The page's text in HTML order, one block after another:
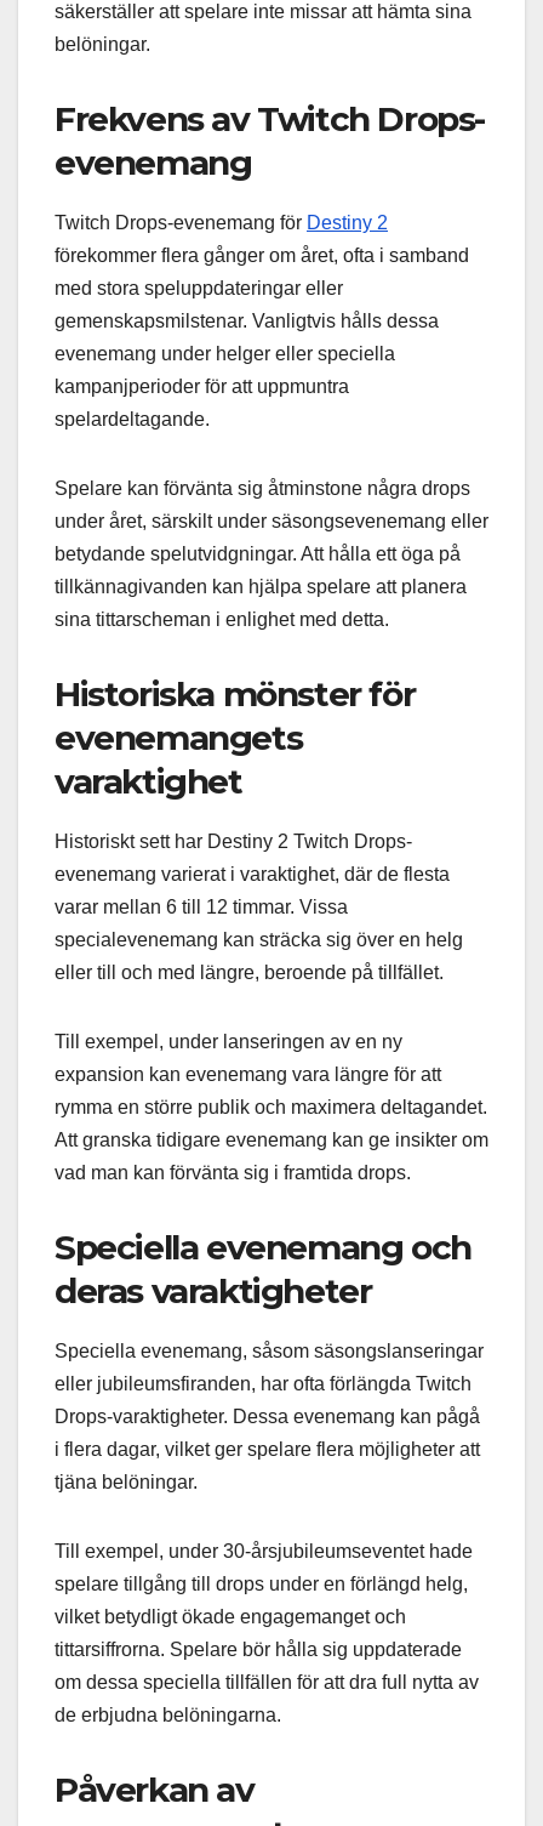
säkerställer att spelare inte missar att hämta sina
belöningar.
Frekvens av Twitch Drops-
evenemang
Twitch Drops-evenemang för Destiny 2
förekommer flera gånger om året, ofta i samband
med stora speluppdateringar eller
gemenskapsmilstenar. Vanligtvis hålls dessa
evenemang under helger eller speciella
kampanjperioder för att uppmuntra
spelardeltagande.
Spelare kan förvänta sig åtminstone några drops
under året, särskilt under säsongsevenemang eller
betydande spelutvidgningar. Att hålla ett öga på
tillkännagivanden kan hjälpa spelare att planera
sina tittarscheman i enlighet med detta.
Historiska mönster för
evenemangets
varaktighet
Historiskt sett har Destiny 2 Twitch Drops-
evenemang varierat i varaktighet, där de flesta
varar mellan 6 till 12 timmar. Vissa
specialevenemang kan sträcka sig över en helg
eller till och med längre, beroende på tillfället.
Till exempel, under lanseringen av en ny
expansion kan evenemang vara längre för att
rymma en större publik och maximera deltagandet.
Att granska tidigare evenemang kan ge insikter om
vad man kan förvänta sig i framtida drops.
Speciella evenemang och
deras varaktigheter
Speciella evenemang, såsom säsongslanseringar
eller jubileumsfiranden, har ofta förlängda Twitch
Drops-varaktigheter. Dessa evenemang kan pågå
i flera dagar, vilket ger spelare flera möjligheter att
tjäna belöningar.
Till exempel, under 30-årsjubileumseventet hade
spelare tillgång till drops under en förlängd helg,
vilket betydligt ökade engagemanget och
tittarsiffrorna. Spelare bör hålla sig uppdaterade
om dessa speciella tillfällen för att dra full nytta av
de erbjudna belöningarna.
Påverkan av